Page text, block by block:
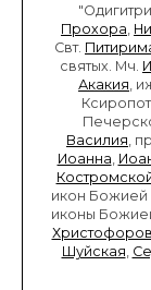
Прохора,
Свт.
святых. Мч.
Акакия,
Василия,
Иоанна,
икон Божией
иконы
Шуйская,